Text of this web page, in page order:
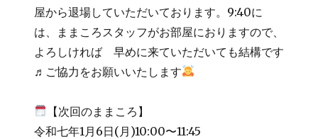
屋から退場していただいております。9:40に
は、ままころスタッフがお部屋におりますので、
よろしければ 早めに来ていただいても結構です
♬ご協力をお願いいたします
【次回のままころ】
令和七年1月6日(月)10:00〜11:45